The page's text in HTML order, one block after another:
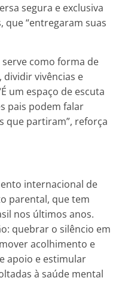
segura e exclusiva
que “entregaram suas
como forma de
vivências e
um espaço de escuta
pais podem falar
que partiram”, reforça
internacional de
parental, que tem
nos últimos anos.
quebrar o silêncio em
acolhimento e
apoio e estimular
à saúde mental